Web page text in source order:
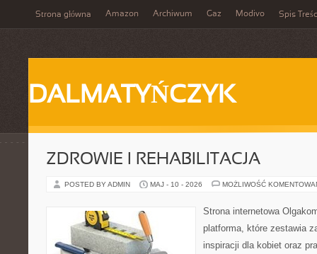
Strona główna Amazon Archiwum Gaz Modivo Spis
DALMATYŃCZYK
ZDROWIE I REHABILITACJA
POSTED BY ADMIN MAJ - 10 - 2026 MOŻLIWOŚĆ
Strona internetowa
platforma, które zestawia
inspiracji dla kobiet oraz